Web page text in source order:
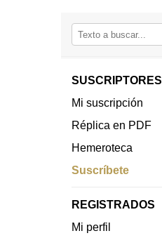
SUSCRIPTORES
Mi suscripción
Réplica en PDF
Hemeroteca
Suscríbete
REGISTRADOS
Mi perfil